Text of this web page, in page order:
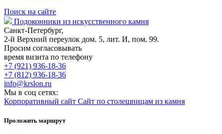
Поиск на сайте
Подоконники из искусственного камня
Санкт-Петербург,
2-й Верхний переулок дом. 5, лит. И, пом. 99.
Просим согласовывать
время визита по телефону
+7 (921) 936-18-36
+7 (812) 936-18-36
info@krslon.ru
Мы в соц сетях:
Корпоративный сайт Сайт по столешницам из камня
Проложить маршрут